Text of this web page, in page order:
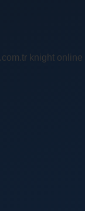
knight online